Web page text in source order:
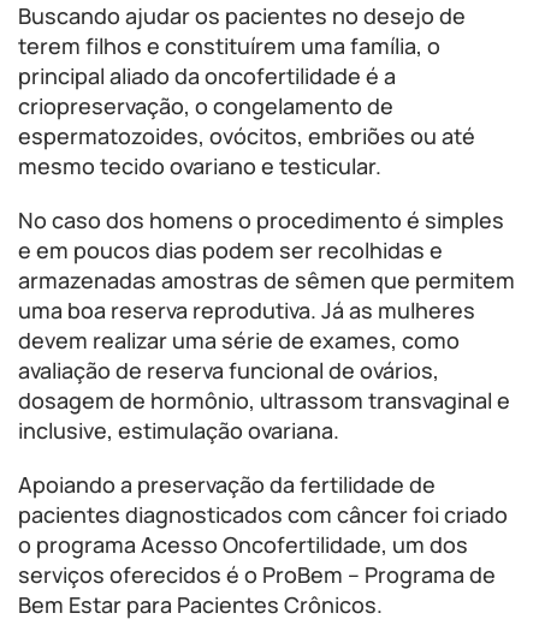
Buscando ajudar os pacientes no desejo de
terem filhos e constituírem uma família, o
principal aliado da oncofertilidade é a
criopreservação, o congelamento de
espermatozoides, ovócitos, embriões ou até
mesmo tecido ovariano e testicular.
No caso dos homens o procedimento é simples
e em poucos dias podem ser recolhidas e
armazenadas amostras de sêmen que permitem
uma boa reserva reprodutiva. Já as mulheres
devem realizar uma série de exames, como
avaliação de reserva funcional de ovários,
dosagem de hormônio, ultrassom transvaginal e
inclusive, estimulação ovariana.
Apoiando a preservação da fertilidade de
pacientes diagnosticados com câncer foi criado
o programa Acesso Oncofertilidade, um dos
serviços oferecidos é o ProBem – Programa de
Bem Estar para Pacientes Crônicos.